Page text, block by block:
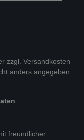
zzgl. Versandkosten
anders angegeben.
freundlicher